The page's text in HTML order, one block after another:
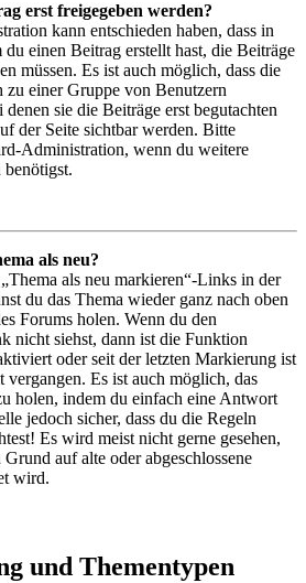
erst freigegeben werden?
kann entschieden haben, dass in
einen Beitrag erstellt hast, die Beiträge
müssen. Es ist auch möglich, dass die
einer Gruppe von Benutzern
sie die Beiträge erst begutachten
der Seite sichtbar werden. Bitte
Administration, wenn du weitere
als neu?
als neu markieren“-Links in der
du das Thema wieder ganz nach oben
Forums holen. Wenn du den
nicht siehst, dann ist die Funktion
oder seit der letzten Markierung ist
vergangen. Es ist auch möglich, das
holen, indem du einfach eine Antwort
jedoch sicher, dass du die Regeln
Es wird meist nicht gerne gesehen,
auf alte oder abgeschlossene
wird.
und Thementypen